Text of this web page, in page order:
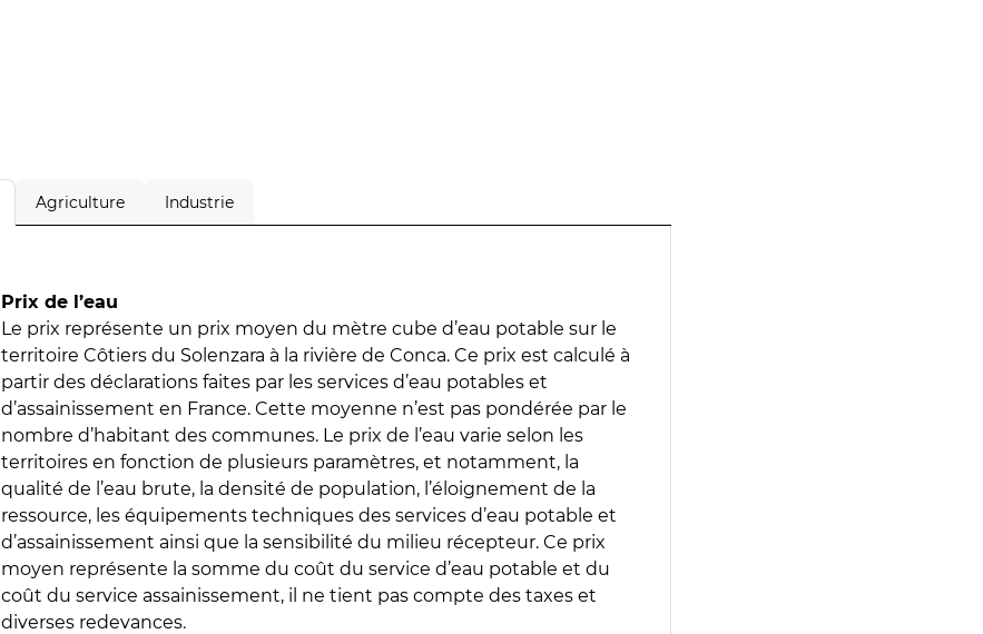
Agriculture Industrie
Prix de l’eau
Le prix représente un prix moyen du mètre cube d’eau potable sur le
territoire Côtiers du Solenzara à la rivière de Conca. Ce prix est calculé à
partir des déclarations faites par les services d’eau potables et
d’assainissement en France. Cette moyenne n’est pas pondérée par le
nombre d’habitant des communes. Le prix de l’eau varie selon les
territoires en fonction de plusieurs paramètres, et notamment, la
qualité de l’eau brute, la densité de population, l’éloignement de la
ressource, les équipements techniques des services d’eau potable et
d’assainissement ainsi que la sensibilité du milieu récepteur. Ce prix
moyen représente la somme du coût du service d’eau potable et du
coût du service assainissement, il ne tient pas compte des taxes et
diverses redevances.